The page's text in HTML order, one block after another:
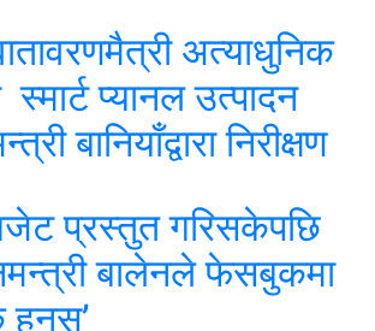
अत्याधुनिक
स्मार्ट प्यानल उत्पादन
बानियाँद्वारा निरीक्षण
प्रस्तुत गरिसकेपछि
बालेनले फेसबुकमा